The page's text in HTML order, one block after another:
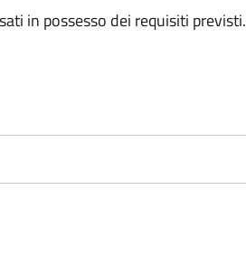
in possesso dei requisiti previsti.